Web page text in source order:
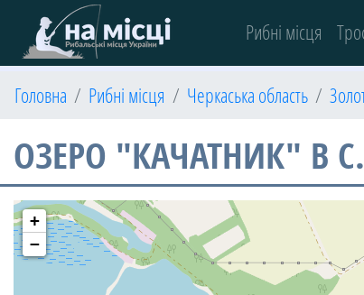
Рибні місця
Головна Рибні місця Черкаська область
ОЗЕРО "КАЧАТНИК" В
+
−